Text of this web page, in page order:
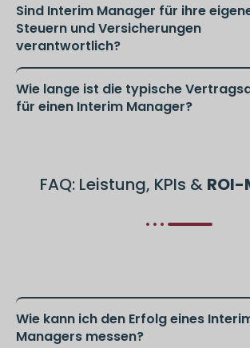
Sind Interim Manager für ihre
Steuern und Versicherungen
verantwortlich?
Wie lange ist die typische
für einen Interim Manager?
FAQ: Leistung, KPIs & ROI-
Wie kann ich den Erfolg eines
Managers messen?